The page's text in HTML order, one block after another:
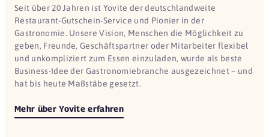
Seit über 20 Jahren ist Yovite der deutschlandweite
Restaurant-Gutschein-Service und Pionier in der
Gastronomie. Unsere Vision, Menschen die Möglichkeit zu
geben, Freunde, Geschäftspartner oder Mitarbeiter flexibel
und unkompliziert zum Essen einzuladen, wurde als beste
Business-Idee der Gastronomiebranche ausgezeichnet – und
hat bis heute Maßstäbe gesetzt.
Mehr über Yovite erfahren